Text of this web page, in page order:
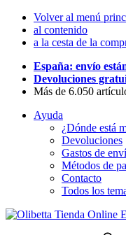
Volver al menú
al contenido
a la cesta de la
España: envío
Devoluciones
Más de 6.050
Ayuda
¿Dónde está
Devoluciones
Gastos de
Métodos de
Contacto
Todos los